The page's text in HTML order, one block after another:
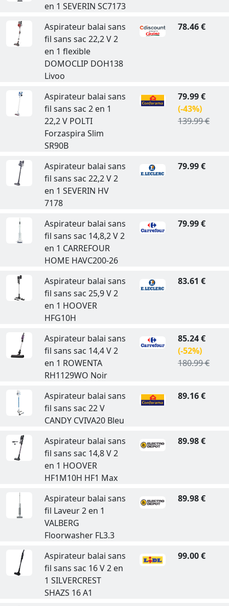
en 1 SEVERIN SC7173
Aspirateur balai sans
fil sans sac 22,2 V 2
en 1 flexible
DOMOCLIP DOH138
Livoo
78.46 €
Aspirateur balai sans
fil sans sac 2 en 1
22,2 V POLTI
Forzaspira Slim
SR90B
79.99 €
(-43%)
139.99 €
Aspirateur balai sans
fil sans sac 22,2 V 2
en 1 SEVERIN HV
7178
79.99 €
Aspirateur balai sans
fil sans sac 14,8,2 V 2
en 1 CARREFOUR
HOME HAVC200-26
79.99 €
Aspirateur balai sans
fil sans sac 25,9 V 2
en 1 HOOVER
HFG10H
83.61 €
Aspirateur balai sans
fil sans sac 14,4 V 2
en 1 ROWENTA
RH1129WO Noir
85.24 €
(-52%)
180.99 €
Aspirateur balai sans
fil sans sac 22 V
CANDY CVIVA20 Bleu
89.16 €
Aspirateur balai sans
fil sans sac 14,8 V 2
en 1 HOOVER
HF1M10H HF1 Max
89.98 €
Aspirateur balai sans
fil Laveur 2 en 1
VALBERG
Floorwasher FL3.3
89.98 €
Aspirateur balai sans
fil sans sac 16 V 2 en
1 SILVERCREST
SHAZS 16 A1
99.00 €